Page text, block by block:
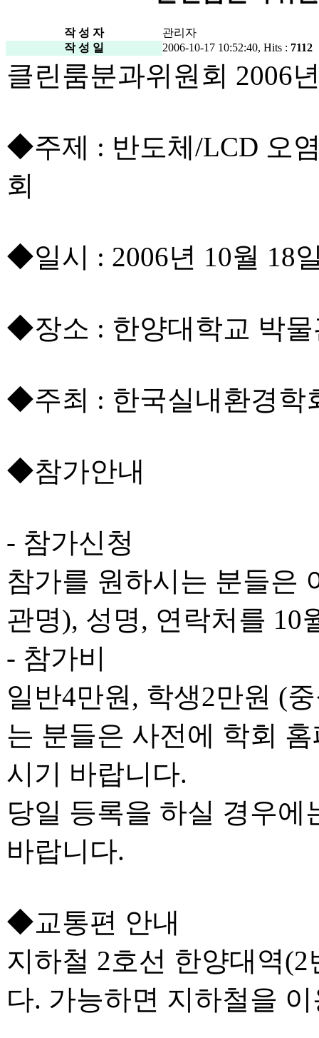
작 성 자
관리자
작 성 일
2006-10-17 10:52:40, Hits : 7112
클린룸분과위원회 2006
◆주제 : 반도체/LCD 오
회
◆일시 : 2006년 10월 18
◆장소 : 한양대학교 박물
◆주최 : 한국실내환경학
◆참가안내
- 참가신청
참가를 원하시는 분들은
관명), 성명, 연락처를 10
- 참가비
일반4만원, 학생2만원 (
는 분들은 사전에 학회
시기 바랍니다.
당일 등록을 하실 경우
바랍니다.
◆교통편 안내
지하철 2호선 한양대역
다. 가능하면 지하철을